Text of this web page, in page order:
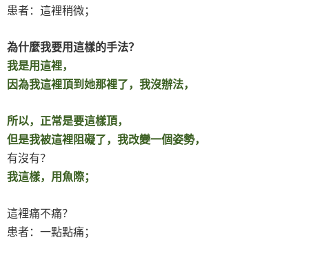
患者：這裡稍微；
為什麼我要用這樣的手法？
我是用這裡，
因為我這裡頂到她那裡了，我沒辦法，
所以，正常是要這樣頂，
但是我被這裡阻礙了，我改變一個姿勢，
有沒有？
我這樣，用魚際；
這裡痛不痛？
患者：一點點痛；